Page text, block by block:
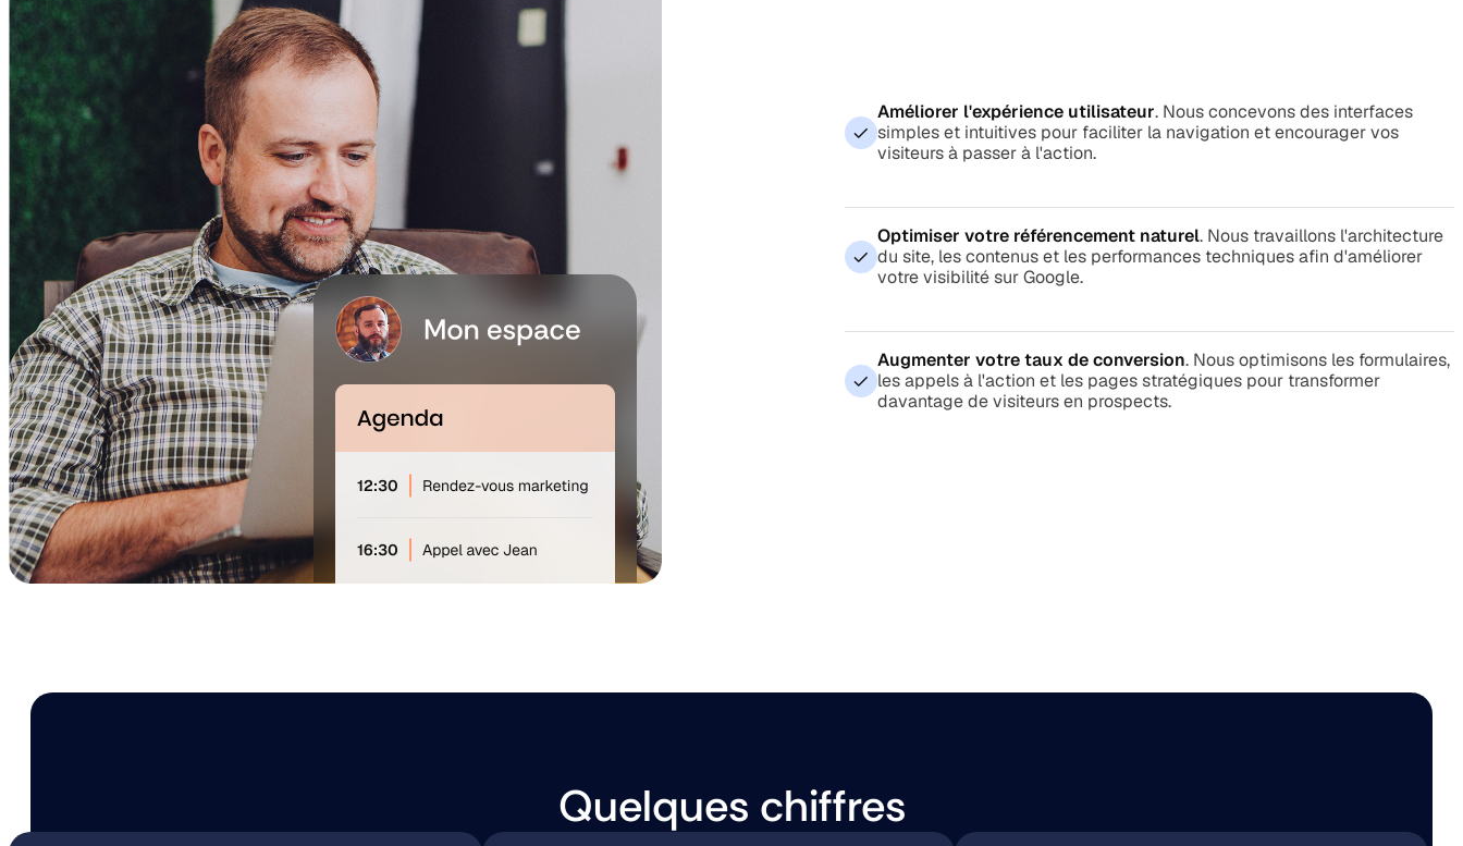
Améliorer l'expérience utilisateur. Nous concevons des interfaces
simples et intuitives pour faciliter la navigation et encourager vos
visiteurs à passer à l'action.
Optimiser votre référencement naturel. Nous travaillons l'architecture
du site, les contenus et les performances techniques afin d'améliorer
votre visibilité sur Google.
Augmenter votre taux de conversion. Nous optimisons les formulaires,
les appels à l'action et les pages stratégiques pour transformer
davantage de visiteurs en prospects.
Quelques chiffres